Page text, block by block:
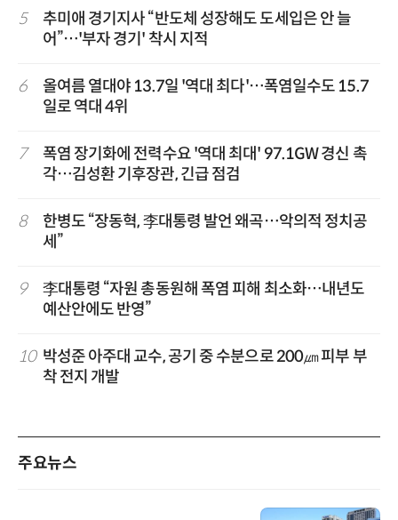
5
추미애 경기지사 “반도체 성장해도 도세입은 안 늘
어”…'부자 경기' 착시 지적
6
올여름 열대야 13.7일 '역대 최다'…폭염일수도 15.7
일로 역대 4위
7
폭염 장기화에 전력수요 '역대 최대' 97.1GW 경신 촉
각…김성환 기후장관, 긴급 점검
8
한병도 “장동혁, 李대통령 발언 왜곡…악의적 정치공
세”
9
李대통령 “자원 총동원해 폭염 피해 최소화…내년도
예산안에도 반영”
10 박성준 아주대 교수, 공기 중 수분으로 200㎛ 피부 부
착 전지 개발
주요뉴스